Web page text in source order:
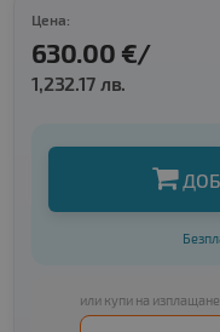
Цена:
630.00 €/
1,232.17 лв.
или купи на